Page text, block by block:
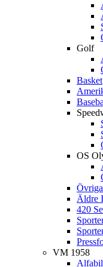
Golf
Basket
OS
Äldre
420
VM 1958